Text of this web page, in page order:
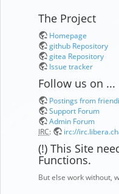
The Project
Homepage
github Repository
gitea Repository
Issue tracker
Follow us on ...
Postings from
Support Forum
Admin Forum
IRC: irc://
(!) This Site
Functions.
But else work without,